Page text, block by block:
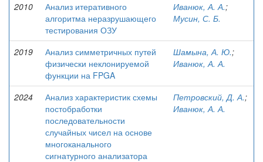
2010
Анализ итеративного
алгоритма неразрушающего
тестирования ОЗУ
Иванюк, А. А.;
Мусин, С. Б.
2019
Анализ симметричных путей
физически неклонируемой
функции на FPGA
Шамына, А. Ю.;
Иванюк, А. А.
2024
Анализ характеристик схемы
постобработки
последовательности
случайных чисел на основе
многоканального
сигнатурного анализатора
Петровский, Д. А.;
Иванюк, А. А.